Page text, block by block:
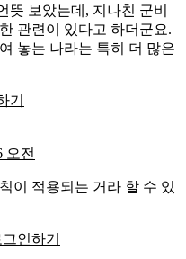
뜻 보았는데, 지나친 군비
관련이 있다고 하더군요.
놓는 나라는 특히 더 많은
기
오전
이 적용되는 거라 할 수 있
인하기